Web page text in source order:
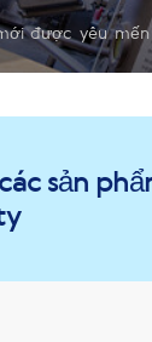
được yêu
sản